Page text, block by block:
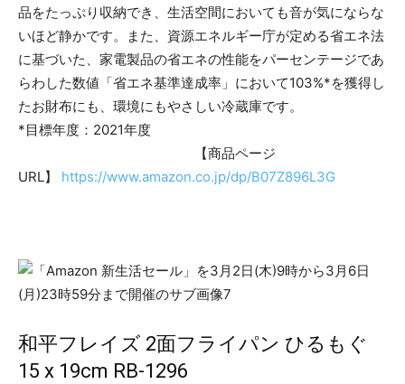
品をたっぷり収納でき、生活空間においても音が気にならな
いほど静かです。また、資源エネルギー庁が定める省エネ法
に基づいた、家電製品の省エネの性能をパーセンテージであ
らわした数値「省エネ基準達成率」において103%*を獲得し
たお財布にも、環境にもやさしい冷蔵庫です。
*目標年度：2021年度
【商品ページ
URL】 https://www.amazon.co.jp/dp/B07Z896L3G
和平フレイズ 2面フライパン ひるもぐ
15 x 19cm RB-1296